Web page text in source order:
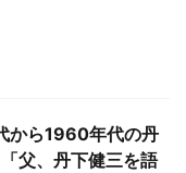
から1960年代の丹
父、丹下健三を語